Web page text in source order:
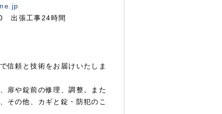
出張工事24時間
信頼と技術をお届けいたしま
扉や錠前の修理、調整。また
その他、カギと錠・防犯のこ